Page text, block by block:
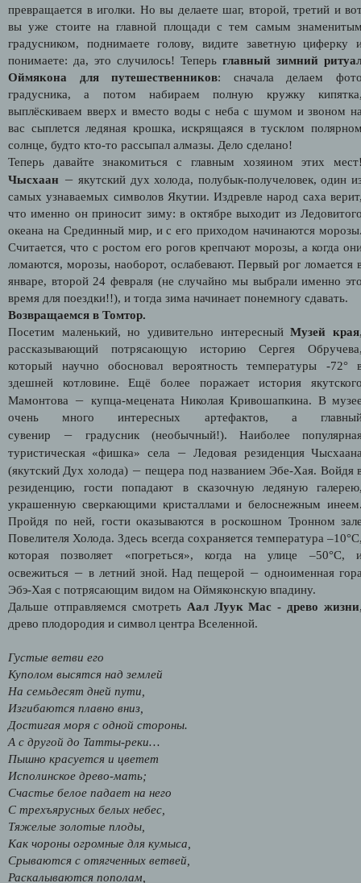
превращается в иголки. Но вы делаете шаг, второй, третий и
вы уже стоите на главной площади с тем самым
градусником, поднимаете голову, видите заветную циферку
понимаете: да, это случилось! Теперь главный зимний
Оймякона для путешественников: сначала делаем
градусника, а потом набираем полную кружку
выплёскиваем вверх и вместо воды с неба с шумом и звоном
вас сыплется ледяная крошка, искрящаяся в тусклом
солнце, будто кто-то рассыпал алмазы. Дело сделано!
Теперь давайте знакомиться с главным хозяином этих
Чысхаан — якутский дух холода, полубык-получеловек, один
самых узнаваемых символов Якутии. Издревле народ саха
что именно он приносит зиму: в октябре выходит из
океана на Срединный мир, и с его приходом начинаются
Считается, что с ростом его рогов крепчают морозы, а когда
ломаются, морозы, наоборот, ослабевают. Первый рог ломается
январе, второй 24 февраля (не случайно мы выбрали именно
время для поездки!!), и тогда зима начинает понемногу сдавать.
Возвращаемся в Томтор.
Посетим маленький, но удивительно интересныйМузей края
рассказывающий потрясающую историю Сергея
который научно обосновал вероятность температуры -72°
здешней котловине. Ещё более поражает история
Мамонтова
— купца-мецената Николая Кривошапкина. В
очень много интересных артефактов, а
сувенир
— градусник (необычный!). Наиболее
туристическая «фишка» села
— Ледовая резиденция
(якутский Дух холода) — пещера под названием Эбе-Хая. Войдя
резиденцию, гости попадают в сказочную ледяную
украшенную сверкающими кристаллами и белоснежным
Пройдя по ней, гости оказываются в роскошном Тронном
Повелителя Холода. Здесь всегда сохраняется температура
которая позволяет «погреться», когда на улице –50°С,
освежиться — в летний зной. Над пещерой — одноименная
Эбэ-Хая с потрясающим видом на Оймяконскую впадину.
Дальше отправляемся смотретьАал Луук Мас - древо жизни
древо плодородия и символ центра Вселенной.
Густые ветви его
Куполом высятся над землей
На семьдесят дней пути,
Изгибаются плавно вниз,
Достигая моря с одной стороны.
А с другой до Татты-реки…
Пышно красуется и цветет
Исполинское древо-мать;
Счастье белое падает на него
С трехъярусных белых небес,
Тяжелые золотые плоды,
Как чороны огромные для кумыса,
Срываются с отягченных ветвей,
Раскалываются пополам,